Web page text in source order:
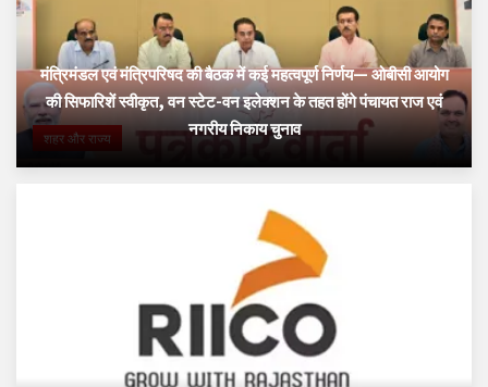
शहर और राज्य
मंत्रिमंडल एवं मंत्रिपरिषद की बैठक में कई महत्वपूर्ण निर्णय— ओबीसी आयोग
की सिफारिशें स्वीकृत, वन स्टेट-वन इलेक्शन के तहत होंगे पंचायत राज एवं
नगरीय निकाय चुनाव